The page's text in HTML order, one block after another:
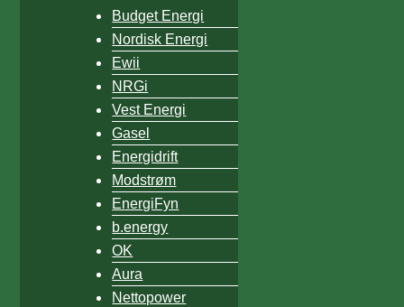
Budget Energi
Nordisk Energi
Ewii
NRGi
Vest Energi
Gasel
Energidrift
Modstrøm
EnergiFyn
b.energy
OK
Aura
Nettopower